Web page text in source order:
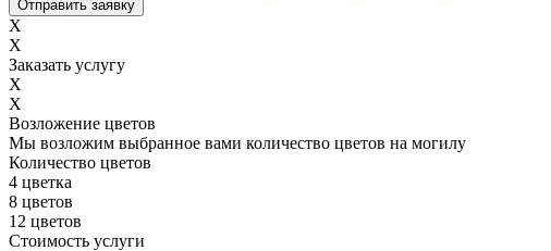
X
X
Заказать услугу
X
X
Возложение цветов
Мы возложим выбранное вами количество цветов на могилу
Количество цветов
4 цветка
8 цветов
12 цветов
Стоимость услуги